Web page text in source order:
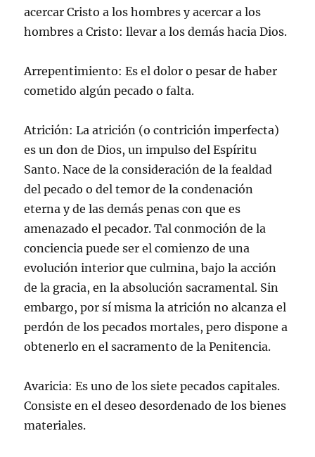
acercar Cristo a los hombres y acercar a los
hombres a Cristo: llevar a los demás hacia Dios.
Arrepentimiento: Es el dolor o pesar de haber
cometido algún pecado o falta.
Atrición: La atrición (o contrición imperfecta)
es un don de Dios, un impulso del Espíritu
Santo. Nace de la consideración de la fealdad
del pecado o del temor de la condenación
eterna y de las demás penas con que es
amenazado el pecador. Tal conmoción de la
conciencia puede ser el comienzo de una
evolución interior que culmina, bajo la acción
de la gracia, en la absolución sacramental. Sin
embargo, por sí misma la atrición no alcanza el
perdón de los pecados mortales, pero dispone a
obtenerlo en el sacramento de la Penitencia.
Avaricia: Es uno de los siete pecados capitales.
Consiste en el deseo desordenado de los bienes
materiales.